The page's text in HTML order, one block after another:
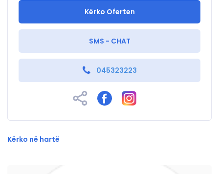
Kërko Oferten
SMS - CHAT
045323223
Kërko në hartë